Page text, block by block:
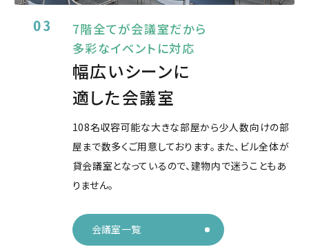
03
7階全てが会議室だから
多彩なイベントに対応
幅広いシーンに
適した会議室
108名収容可能な大きな部屋から少人数向けの部
屋まで数多くご用意しております。また、ビル全体が
貸会議室となっているので、建物内で迷うこともあ
りません。
会議室一覧